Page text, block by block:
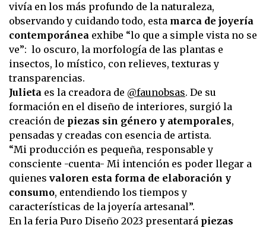
vivía en los más profundo de la naturaleza,
observando y cuidando todo, esta marca de joyería
contemporánea exhibe “lo que a simple vista no se
ve”: lo oscuro, la morfología de las plantas e
insectos, lo místico, con relieves, texturas y
transparencias.
Julieta es la creadora de @faunobsas. De su
formación en el diseño de interiores, surgió la
creación de piezas sin género y atemporales,
pensadas y creadas con esencia de artista.
“Mi producción es pequeña, responsable y
consciente -cuenta- Mi intención es poder llegar a
quienes valoren esta forma de elaboración y
consumo, entendiendo los tiempos y
características de la joyería artesanal”.
En la feria Puro Diseño 2023 presentará piezas